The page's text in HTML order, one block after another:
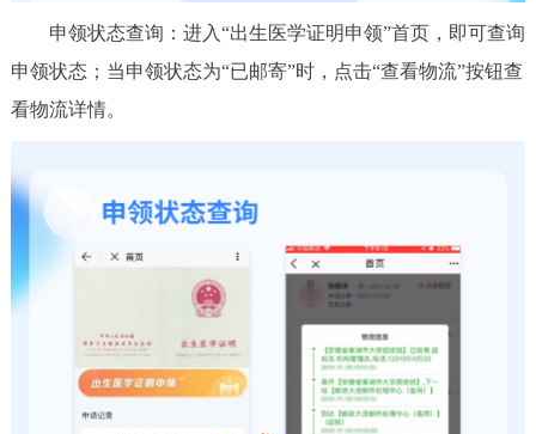
申领状态查询：进入“出生医学证明申领”首页，即可查询
申领状态；当申领状态为“已邮寄”时，点击“查看物流”按钮查
看物流详情。